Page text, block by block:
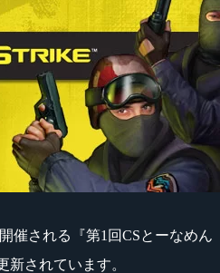
催される『第1回CSとーなめん
新されています。